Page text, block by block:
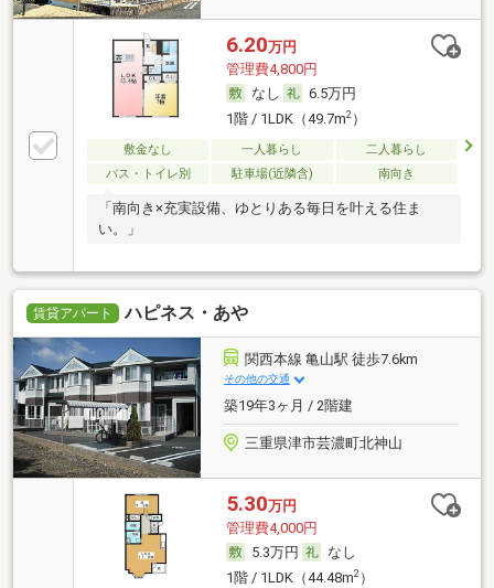
6.20万円
管理費4,800円
なし
6.5万円
1階 / 1LDK（49.7m2）
敷金なし 一人暮らし
二人暮らし
バス・トイレ別
駐車場(近隣含) 南向き
「南向き×充実設備、ゆとりある毎日を叶える住ま
い。」
賃貸アパート ハピネス・あや
関西本線 亀山駅 徒歩7.6km
その他の交通
築19年3ヶ月 / 2階建
三重県津市芸濃町北神山
5.30万円
管理費4,000円
5.3万円
なし
1階 / 1LDK（44.48m2）